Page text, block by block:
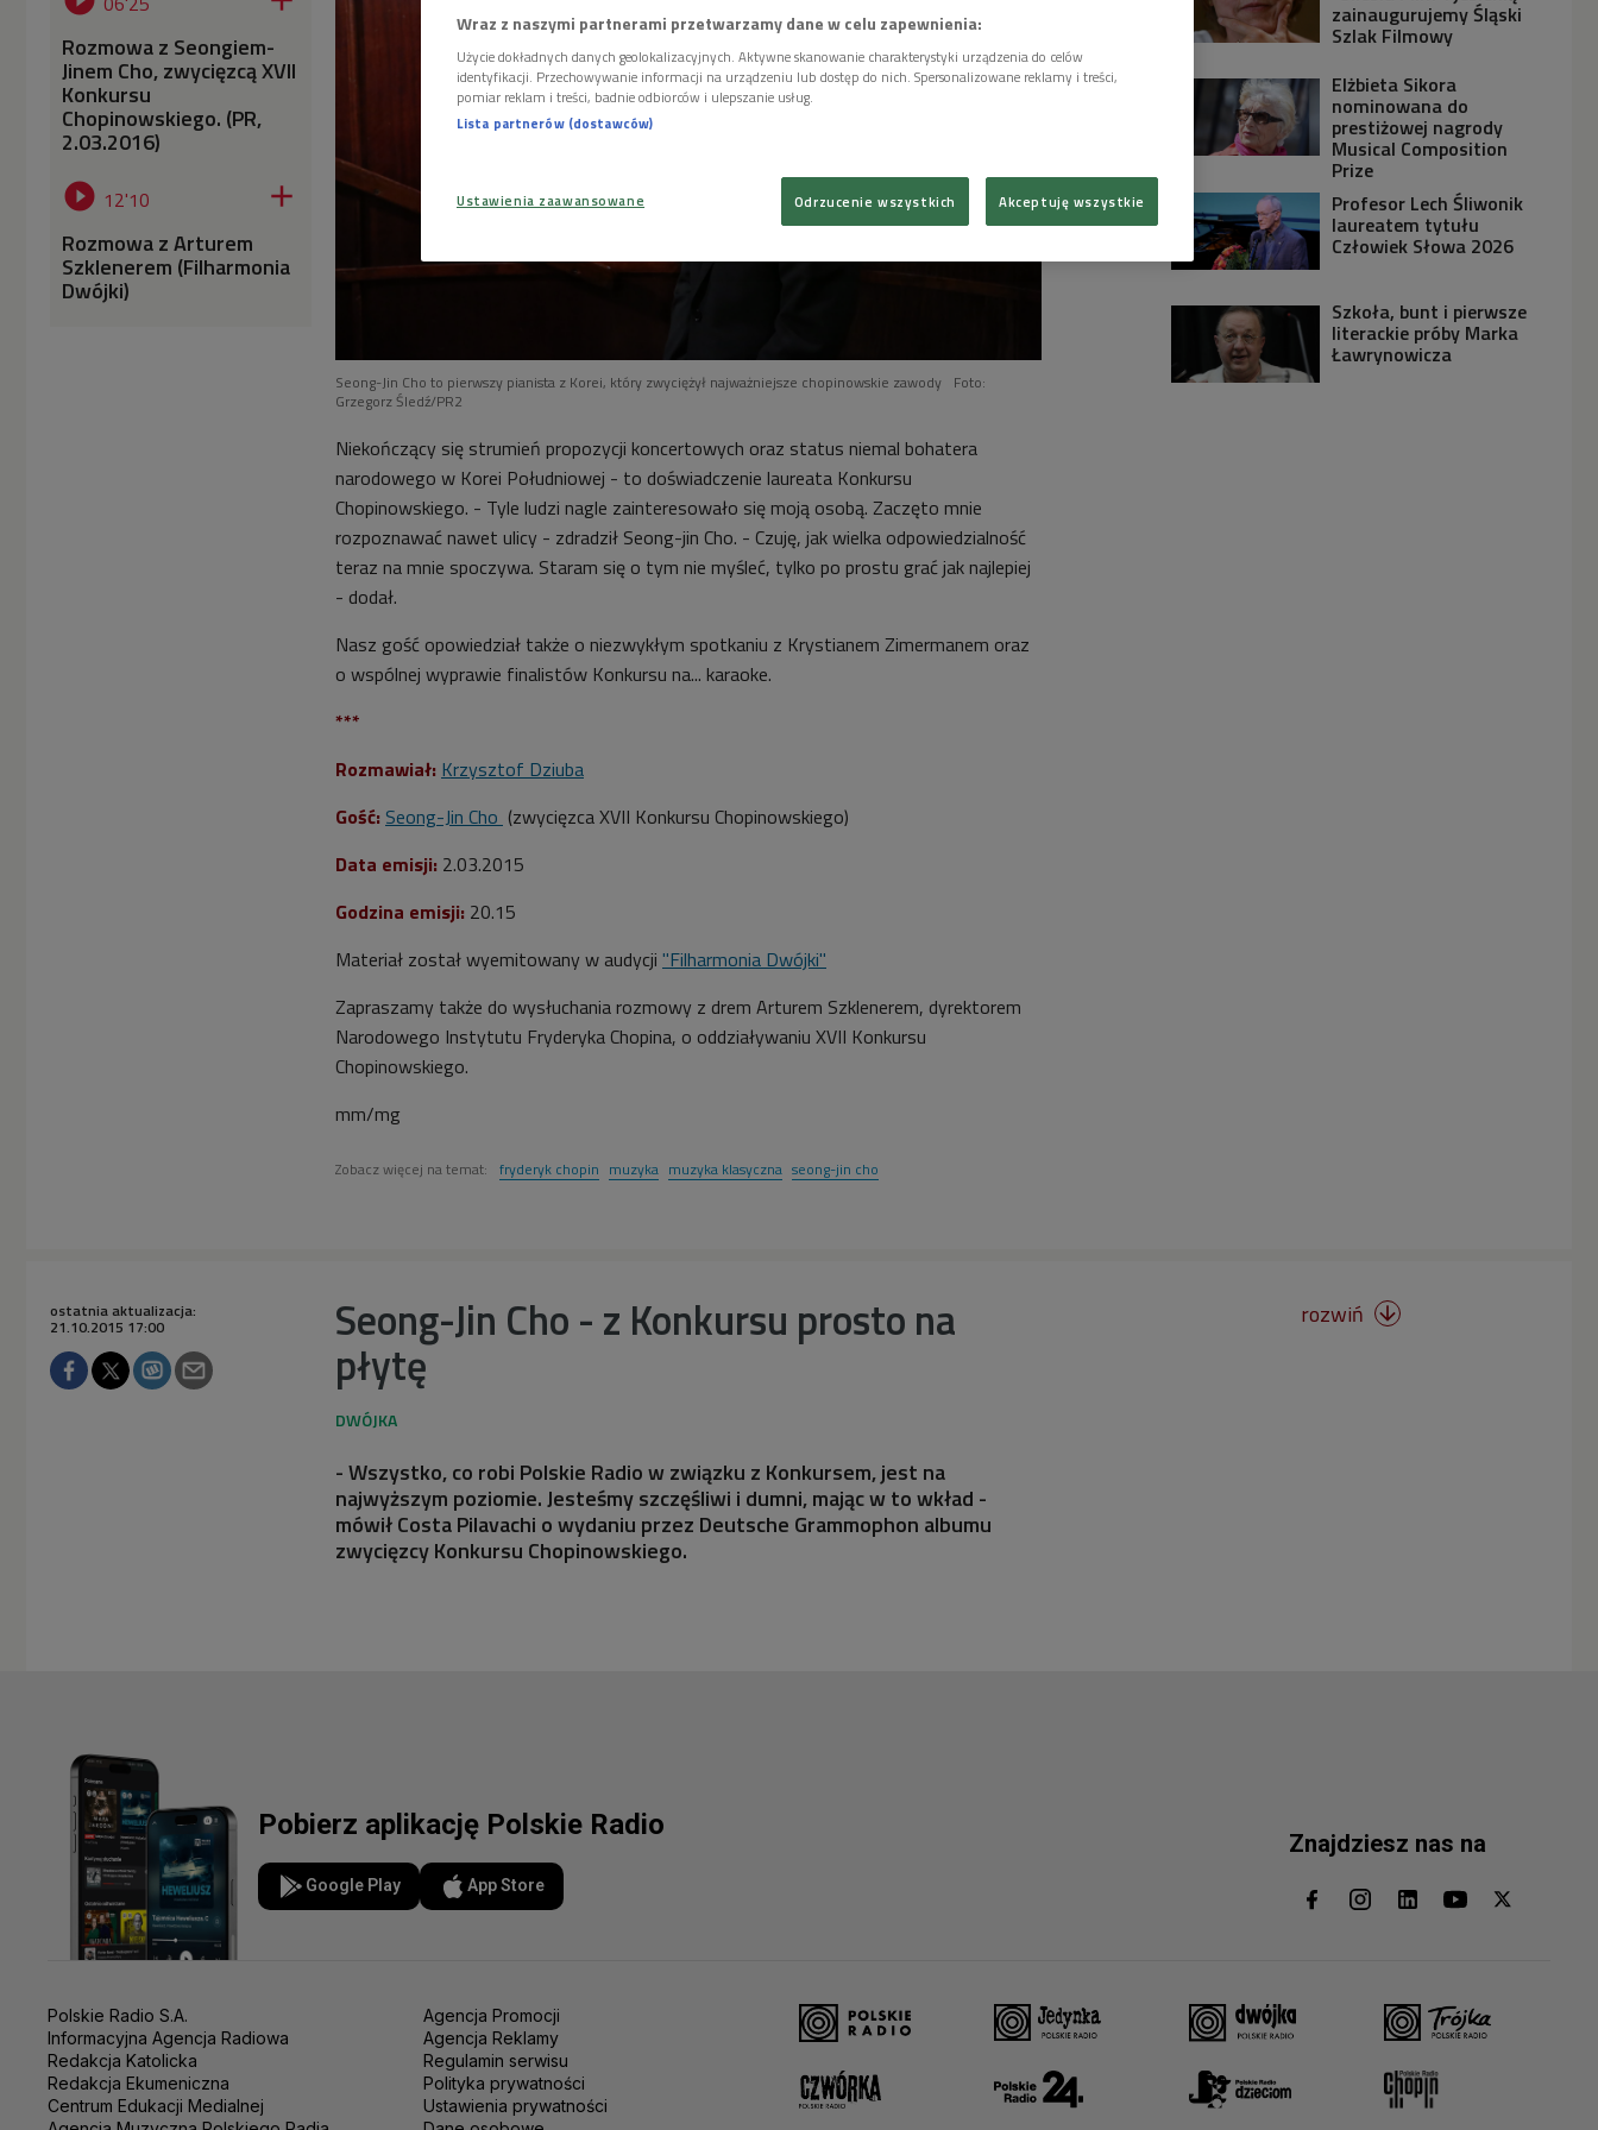
Rozmowa z Seongiem-
Jinem Cho, zwycięzcą XVII
Konkursu
Chopinowskiego. (PR,
2.03.2016)
 12'10 
Rozmowa z Arturem
Szklenerem (Filharmonia
Dwójki)
Seong-Jin Cho to pierwszy pianista z Korei, który zwyciężył najważniejsze chopinowskie zawody Foto:
Grzegorz Śledź/PR2
Niekończący się strumień propozycji koncertowych oraz status niemal bohatera
narodowego w Korei Południowej - to doświadczenie laureata Konkursu
Chopinowskiego. - Tyle ludzi nagle zainteresowało się moją osobą. Zaczęto mnie
rozpoznawać nawet ulicy - zdradził Seong-jin Cho. - Czuję, jak wielka odpowiedzialność
teraz na mnie spoczywa. Staram się o tym nie myśleć, tylko po prostu grać jak najlepiej
- dodał.
Nasz gość opowiedział także o niezwykłym spotkaniu z Krystianem Zimermanem oraz
o wspólnej wyprawie finalistów Konkursu na... karaoke.
***
Rozmawiał: Krzysztof Dziuba
Gość: Seong-Jin Cho (zwycięzca XVII Konkursu Chopinowskiego)
Data emisji: 2.03.2015
Godzina emisji: 20.15
Materiał został wyemitowany w audycji "Filharmonia Dwójki"
Zapraszamy także do wysłuchania rozmowy z drem Arturem Szklenerem, dyrektorem
Narodowego Instytutu Fryderyka Chopina, o oddziaływaniu XVII Konkursu
Chopinowskiego.
mm/mg
Zobacz więcej na temat: fryderyk chopin muzyka muzyka klasyczna seong-jin cho
zainaugurujemy Śląski
Szlak Filmowy
Elżbieta Sikora
nominowana do
prestiżowej nagrody
Musical Composition
Prize
Profesor Lech Śliwonik
laureatem tytułu
Człowiek Słowa 2026
Szkoła, bunt i pierwsze
literackie próby Marka
Ławrynowicza
Seong-Jin Cho - z Konkursu prosto na
płytę
ostatnia aktualizacja:
21.10.2015 17:00
- Wszystko, co robi Polskie Radio w związku z Konkursem, jest na
najwyższym poziomie. Jesteśmy szczęśliwi i dumni, mając w to wkład -
mówił Costa Pilavachi o wydaniu przez Deutsche Grammophon albumu
zwycięzcy Konkursu Chopinowskiego.
rozwiń 
Pobierz aplikację Polskie Radio
Google Play App Store
Znajdziesz nas na
Polskie Radio S.A.
Informacyjna Agencja Radiowa
Redakcja Katolicka
Redakcja Ekumeniczna
Centrum Edukacji Medialnej
Agencja Promocji
Agencja Reklamy
Regulamin serwisu
Polityka prywatności
Ustawienia prywatności
Wraz z naszymi partnerami przetwarzamy dane w celu zapewnienia:
Użycie dokładnych danych geolokalizacyjnych. Aktywne skanowanie charakterystyki urządzenia do celów
identyfikacji. Przechowywanie informacji na urządzeniu lub dostęp do nich. Spersonalizowane reklamy i treści,
pomiar reklam i treści, badnie odbiorców i ulepszanie usług.
Lista partnerów (dostawców)
Ustawienia zaawansowane Odrzucenie wszystkich Akceptuję wszystkie